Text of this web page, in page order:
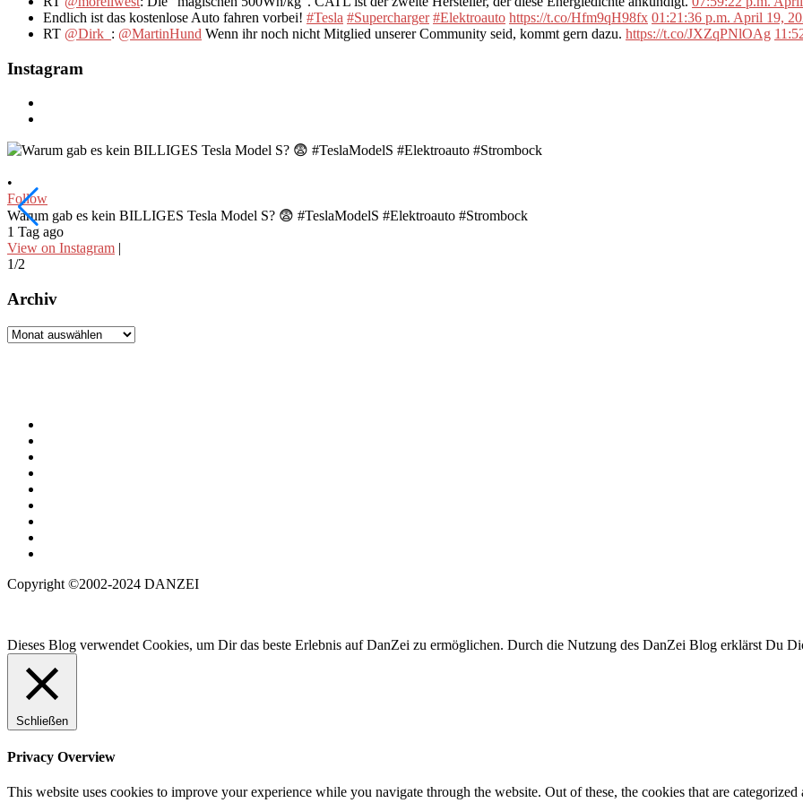
Endlich ist das kostenlose Auto fahren vorbei! #Tesla #Supercharger #Elektroauto https://t.co/Hfm9qH98fx 01:21:36 p.m. April 19,
RT @Dirk_ : @MartinHund Wenn ihr noch nicht Mitglied unserer Community seid, kommt gern dazu. https://t.co/JXZqPNlOAg
Instagram
•
Follow
Warum gab es kein BILLIGES Tesla Model S? 😨 #TeslaModelS #Elektroauto #Strombock
1 Tag ago
View on Instagram |
1/2
Archiv
Archiv
Copyright ©2002-2024 DANZEI
Dieses Blog verwendet Cookies, um Dir das beste Erlebnis auf DanZei zu ermöglichen. Durch die Nutzung des DanZei Blog erklärst Du
Schließen
Privacy Overview
This website uses cookies to improve your experience while you navigate through the website. Out of these, the cookies that are categorized